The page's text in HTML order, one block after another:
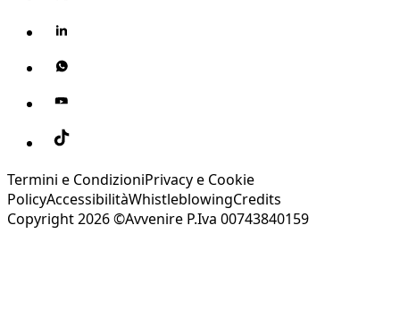
Termini e CondizioniPrivacy e Cookie
PolicyAccessibilitàWhistleblowingCredits
Copyright 2026 ©Avvenire P.Iva 00743840159